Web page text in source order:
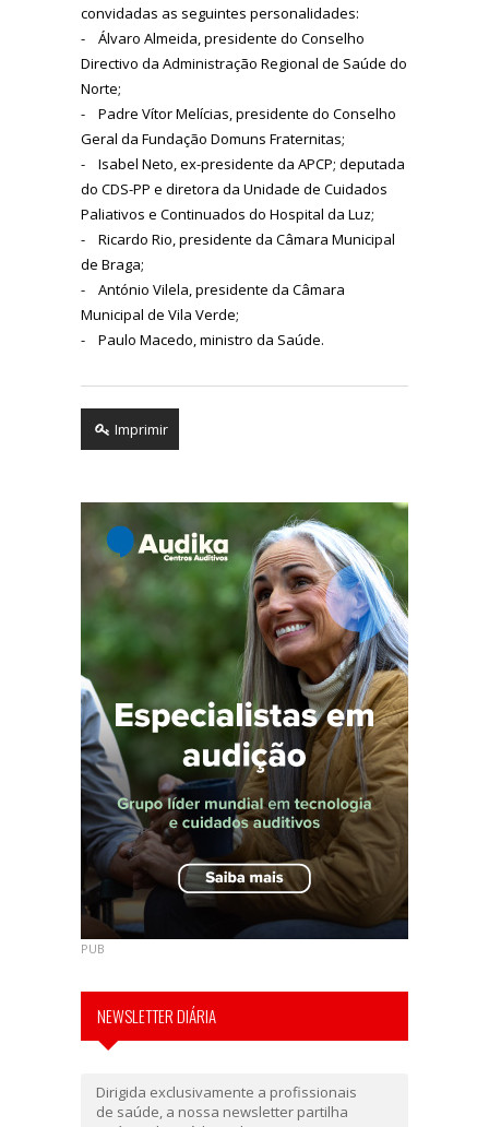
convidadas as seguintes personalidades:
- Álvaro Almeida, presidente do Conselho
Directivo da Administração Regional de Saúde do
Norte;
- Padre Vítor Melícias, presidente do Conselho
Geral da Fundação Domuns Fraternitas;
- Isabel Neto, ex-presidente da APCP; deputada
do CDS-PP e diretora da Unidade de Cuidados
Paliativos e Continuados do Hospital da Luz;
- Ricardo Rio, presidente da Câmara Municipal
de Braga;
- António Vilela, presidente da Câmara
Municipal de Vila Verde;
- Paulo Macedo, ministro da Saúde.
Imprimir
PUB
NEWSLETTER DIÁRIA
Dirigida exclusivamente a profissionais
de saúde, a nossa newsletter partilha